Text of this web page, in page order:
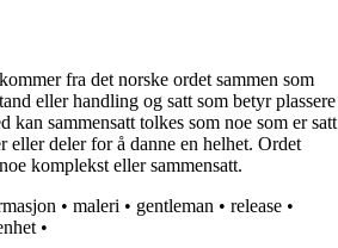
fra det norske ordet sammen som
eller handling og satt som betyr plassere
kan sammensatt tolkes som noe som er satt
eller deler for å danne en helhet. Ordet
komplekst eller sammensatt.
• maleri • gentleman • release •
•